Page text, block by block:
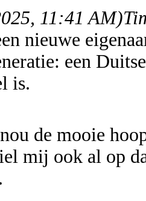
11:41 AM)
nieuwe
een
is.
de mooie
mij ook al op